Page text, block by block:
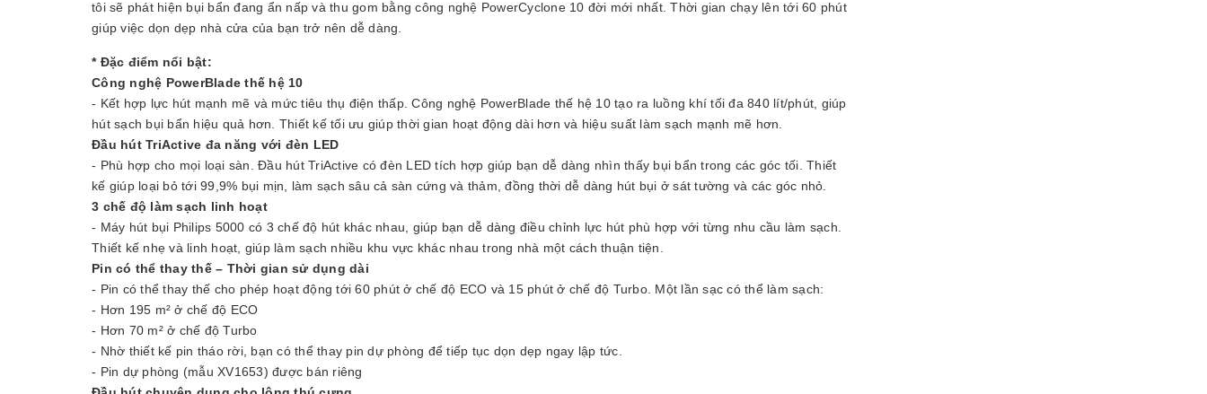
tôi sẽ phát hiện bụi bẩn đang ẩn nấp và thu gom bằng công nghệ PowerCyclone 10 đời mới nhất. Thời gian chạy lên tới 60 phút
giúp việc dọn dẹp nhà cửa của bạn trở nên dễ dàng.
* Đặc điểm nổi bật:
Công nghệ PowerBlade thế hệ 10
- Kết hợp lực hút mạnh mẽ và mức tiêu thụ điện thấp. Công nghệ PowerBlade thế hệ 10 tạo ra luồng khí tối đa 840 lít/phút, giúp
hút sạch bụi bẩn hiệu quả hơn. Thiết kế tối ưu giúp thời gian hoạt động dài hơn và hiệu suất làm sạch mạnh mẽ hơn.
Đầu hút TriActive đa năng với đèn LED
- Phù hợp cho mọi loại sàn. Đầu hút TriActive có đèn LED tích hợp giúp bạn dễ dàng nhìn thấy bụi bẩn trong các góc tối. Thiết
kế giúp loại bỏ tới 99,9% bụi mịn, làm sạch sâu cả sàn cứng và thảm, đồng thời dễ dàng hút bụi ở sát tường và các góc nhỏ.
3 chế độ làm sạch linh hoạt
- Máy hút bụi Philips 5000 có 3 chế độ hút khác nhau, giúp bạn dễ dàng điều chỉnh lực hút phù hợp với từng nhu cầu làm sạch.
Thiết kế nhẹ và linh hoạt, giúp làm sạch nhiều khu vực khác nhau trong nhà một cách thuận tiện.
Pin có thể thay thế – Thời gian sử dụng dài
- Pin có thể thay thế cho phép hoạt động tới 60 phút ở chế độ ECO và 15 phút ở chế độ Turbo. Một lần sạc có thể làm sạch:
- Hơn 195 m² ở chế độ ECO
- Hơn 70 m² ở chế độ Turbo
- Nhờ thiết kế pin tháo rời, bạn có thể thay pin dự phòng để tiếp tục dọn dẹp ngay lập tức.
- Pin dự phòng (mẫu XV1653) được bán riêng